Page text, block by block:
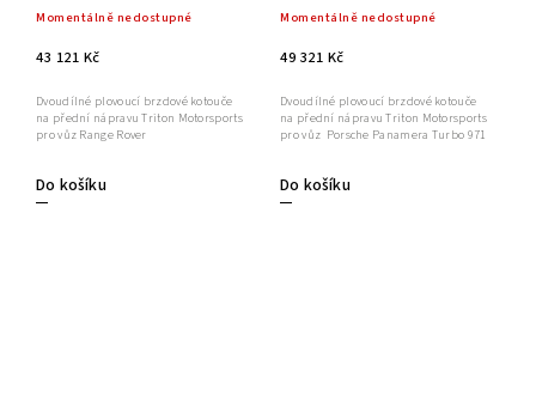
Momentálně nedostupné
43 121 Kč
Do košíku
Dvoudílné plovoucí brzdové kotouče
na přední nápravu Triton Motorsports
pro vůz Range Rover
Momentálně nedostupné
49 321 Kč
Do košíku
Dvoudílné plovoucí brzdové kotouče
na přední nápravu Triton Motorsports
pro vůz Porsche Panamera Turbo 971